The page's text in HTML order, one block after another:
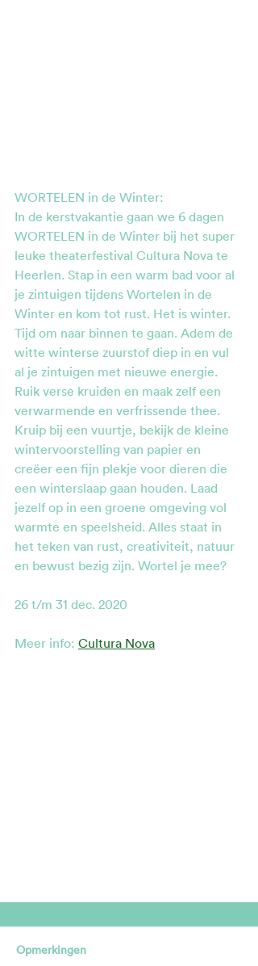
WORTELEN in de Winter:
In de kerstvakantie gaan we 6 dagen
WORTELEN in de Winter bij het super
leuke theaterfestival Cultura Nova te
Heerlen. Stap in een warm bad voor al
je zintuigen tijdens Wortelen in de
Winter en kom tot rust. Het is winter.
Tijd om naar binnen te gaan. Adem de
witte winterse zuurstof diep in en vul
al je zintuigen met nieuwe energie.
Ruik verse kruiden en maak zelf een
verwarmende en verfrissende thee.
Kruip bij een vuurtje, bekijk de kleine
wintervoorstelling van papier en
creëer een fijn plekje voor dieren die
een winterslaap gaan houden. Laad
jezelf op in een groene omgeving vol
warmte en speelsheid. Alles staat in
het teken van rust, creativiteit, natuur
en bewust bezig zijn. Wortel je mee?
26 t/m 31 dec. 2020
Meer info: Cultura Nova
Opmerkingen